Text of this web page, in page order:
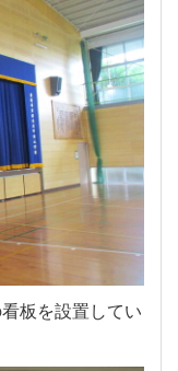
板を設置してい